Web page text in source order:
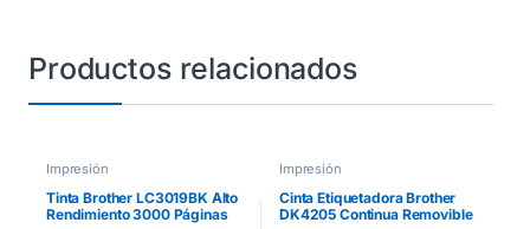
Productos relacionados
Impresión
Tinta Brother LC3019BK Alto
Rendimiento 3000 Páginas
Impresión
Cinta Etiquetadora Brother
DK4205 Continua Removible